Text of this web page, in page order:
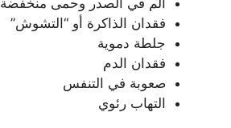
فقدان الذاكرة أو “التشوش”
جلطة دموية
فقدان الدم
صعوبة في التنفس
التهاب رئوي